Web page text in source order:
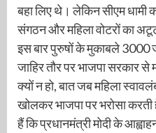
बहा लिए थे। लेकिन सीएम
संगठन और महिला वोटरों का
इस बार पुरुषों के मुकाबले 3000
जाहिर तौर पर भाजपा सरकार से
क्यों न हो, बात जब महिला
खोलकर भाजपा पर भरोसा करती
हैं कि प्रधानमंत्री मोदी के